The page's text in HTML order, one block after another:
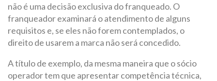
não é uma decisão exclusiva do franqueado. O
franqueador examinará o atendimento de alguns
requisitos e, se eles não forem contemplados, o
direito de usarem a marca não será concedido.
A título de exemplo, da mesma maneira que o sócio
operador tem que apresentar competência técnica,